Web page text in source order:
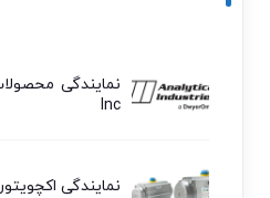
Inc
نمایندگی اکچویتور Air Torque